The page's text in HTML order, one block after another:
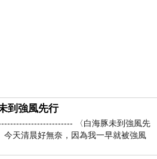
到強風先行
〈白海豚未到強風先
清晨好無奈，因為我一早就被強風